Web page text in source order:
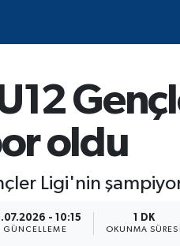
oldu
Ligi'nin
- 10:15
GÜNCELLEME
1 DK
OKUNMA SÜRESI